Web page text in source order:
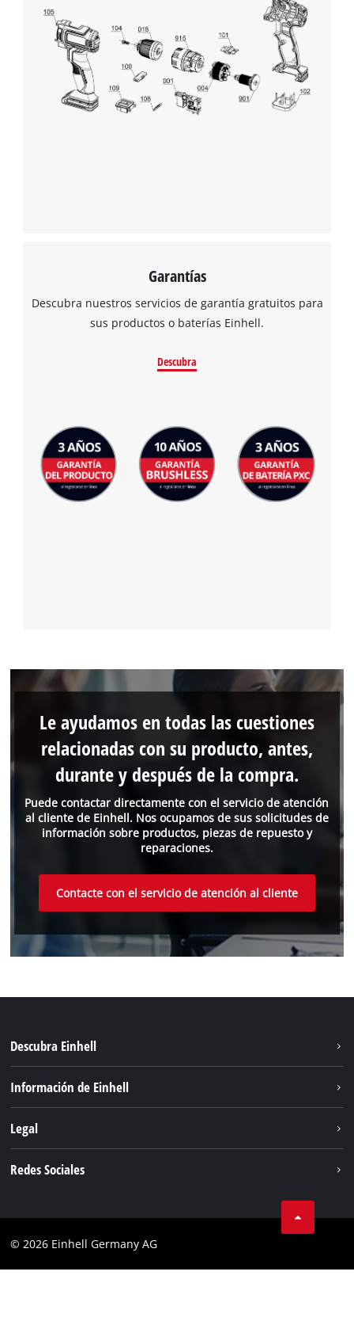
Garantías
Descubra nuestros servicios de garantía gratuitos para
sus productos o baterías Einhell.
Descubra
Puede contactar directamente con el servicio de atención
al cliente de Einhell. Nos ocupamos de sus solicitudes de
información sobre productos, piezas de repuesto y
reparaciones.
Le ayudamos en todas las cuestiones
relacionadas con su producto, antes,
durante y después de la compra.
Contacte con el servicio de atención al cliente
Descubra Einhell
Información de Einhell
Einhell global
Legal
Redes Sociales
© 2026 Einhell Germany AG